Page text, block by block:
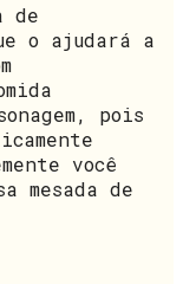
de
o ajudará a
pois
você
mesada de